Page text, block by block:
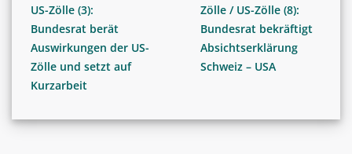
US-Zölle (3):
Bundesrat berät
Auswirkungen der US-
Zölle und setzt auf
Kurzarbeit
Zölle / US-Zölle (8):
Bundesrat bekräftigt
Absichtserklärung
Schweiz – USA